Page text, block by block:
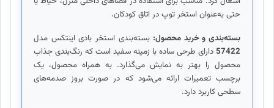
حتی به‌عنوان استخر توپ در اتاق کودکان.
بسته‌بندی و خرید محصول: بسته‌بندی استخر بادی اینتکس مدل
57422دارای طرحی ساده با زمینه سفید است که رنگ‌بندی جذاب
محصول را بهتر به نمایش می‌گذارد. به همراه محصول، یک
برچسب تعمیرات ارائه می‌شود که در صورت بروز صدمه‌های
سطحی کاربرد دارد.